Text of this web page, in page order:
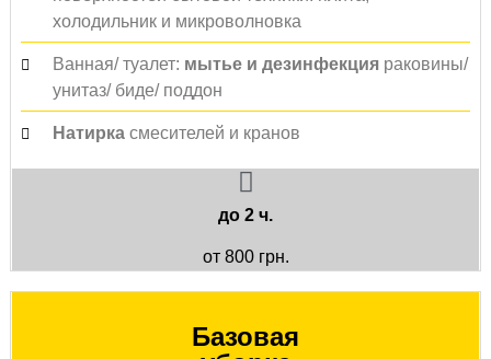
холодильник и микроволновка
Ванная/ туалет: мытье и дезинфекция раковины/
унитаз/ биде/ поддон
Натирка смесителей и кранов
до 2 ч.
от 800 грн.
Базовая